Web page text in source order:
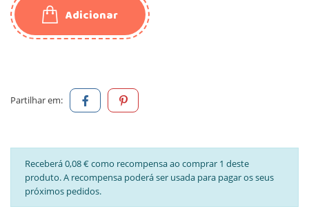
Adicionar
Partilhar em:
Receberá 0,08 € como recompensa ao comprar 1 deste
produto. A recompensa poderá ser usada para pagar os seus
próximos pedidos.